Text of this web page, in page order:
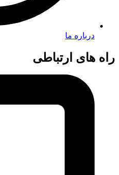
درباره ما
راه های ارتباطی